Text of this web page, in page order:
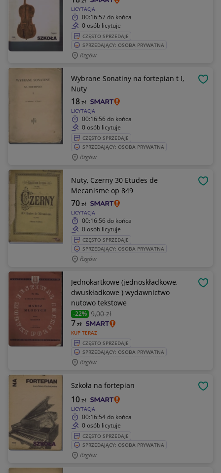
LICYTACJA
00:16:57do końca
0 osób licytuje
CZĘSTO SPRZEDAJE
SPRZEDAJĄCY: OSOBA PRYWATNA
Rzgów
Wybrane Sonatiny na fortepian t I,
Nuty
LICYTACJA
18zł
00:16:56do końca
0 osób licytuje
CZĘSTO SPRZEDAJE
SPRZEDAJĄCY: OSOBA PRYWATNA
Rzgów
Nuty, Czerny 30 Etudes de
Mecanisme op 849
LICYTACJA
70zł
00:16:56do końca
0 osób licytuje
CZĘSTO SPRZEDAJE
SPRZEDAJĄCY: OSOBA PRYWATNA
Rzgów
Jednokartkowe (jednoskładkowe,
dwuskładkowe ) wydawnictwo
nutowo tekstowe
-22% 9,00 zł
KUP TERAZ
7zł
CZĘSTO SPRZEDAJE
SPRZEDAJĄCY: OSOBA PRYWATNA
Rzgów
Szkoła na fortepian
LICYTACJA
10zł
00:16:54do końca
0 osób licytuje
CZĘSTO SPRZEDAJE
SPRZEDAJĄCY: OSOBA PRYWATNA
Rzgów